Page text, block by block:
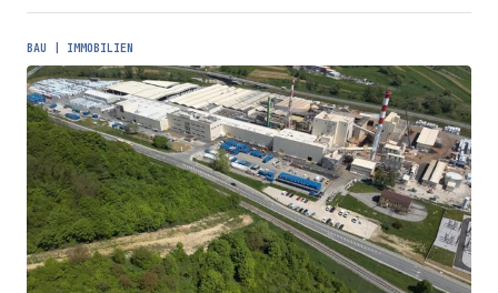
BAU | IMMOBILIEN